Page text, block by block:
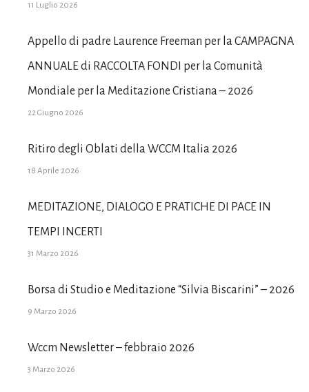
11 Luglio 2026
Appello di padre Laurence Freeman per la CAMPAGNA
ANNUALE di RACCOLTA FONDI per la Comunità
Mondiale per la Meditazione Cristiana – 2026
22 Giugno 2026
Ritiro degli Oblati della WCCM Italia 2026
18 Aprile 2026
MEDITAZIONE, DIALOGO E PRATICHE DI PACE IN
TEMPI INCERTI
31 Marzo 2026
Borsa di Studio e Meditazione “Silvia Biscarini” – 2026
9 Marzo 2026
Wccm Newsletter – febbraio 2026
3 Marzo 2026